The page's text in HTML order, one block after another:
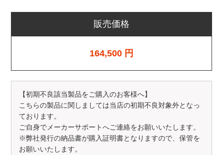
販売価格
164,500 円
【初期不良該当製品をご購入のお客様へ】
こちらの製品に関しましては当店の初期不良対象外となっ
ております。
ご自身でメーカーサポートへご連絡をお願いいたします。
※弊社発行の納品書が購入証明書となりますので、保管を
お願いいたします。